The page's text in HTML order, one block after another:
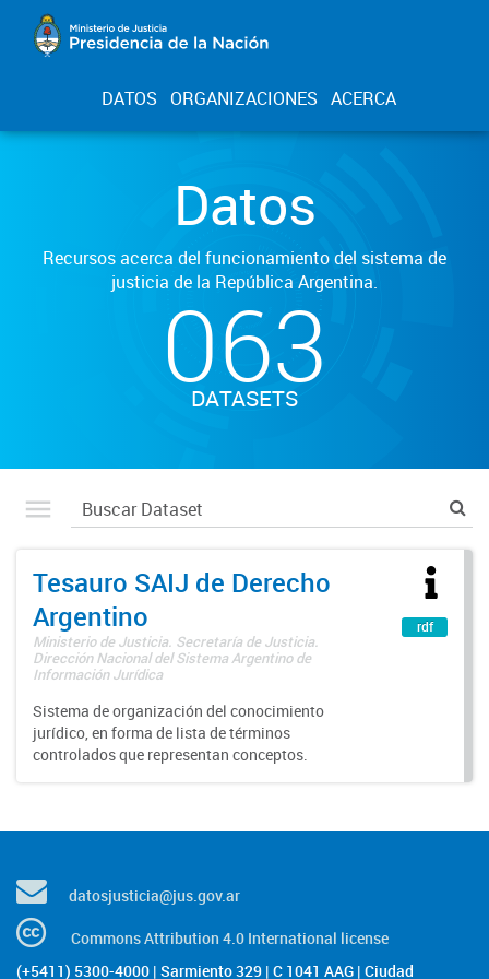
DATOS ORGANIZACIONES ACERCA
Datos
Recursos acerca del funcionamiento del sistema de
justicia de la República Argentina.
063
DATASETS
Tesauro SAIJ de Derecho
Argentino
Ministerio de Justicia. Secretaría de Justicia.
Dirección Nacional del Sistema Argentino de
Información Jurídica
Sistema de organización del conocimiento
jurídico, en forma de lista de términos
controlados que representan conceptos.
rdf
datosjusticia@jus.gov.ar
Commons Attribution 4.0 International license
(+5411) 5300-4000 | Sarmiento 329 | C 1041 AAG | Ciudad